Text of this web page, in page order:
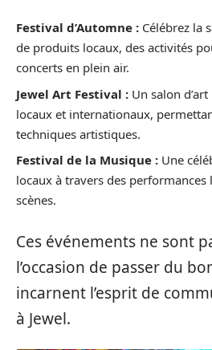
Festival d’Automne : Célébrez la
de produits locaux, des activités
concerts en plein air.
Jewel Art Festival : Un salon
locaux et internationaux,
techniques artistiques.
Festival de la Musique : Une
locaux à travers des
scènes.
Ces événements ne sont
l’occasion de passer du
incarnent l’esprit de
à Jewel.